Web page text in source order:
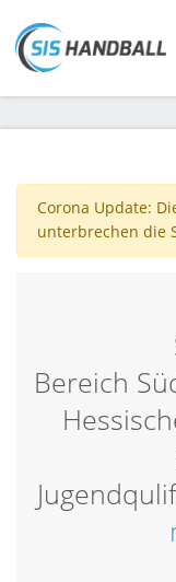
Corona Update:
unterbrechen die
Bereich